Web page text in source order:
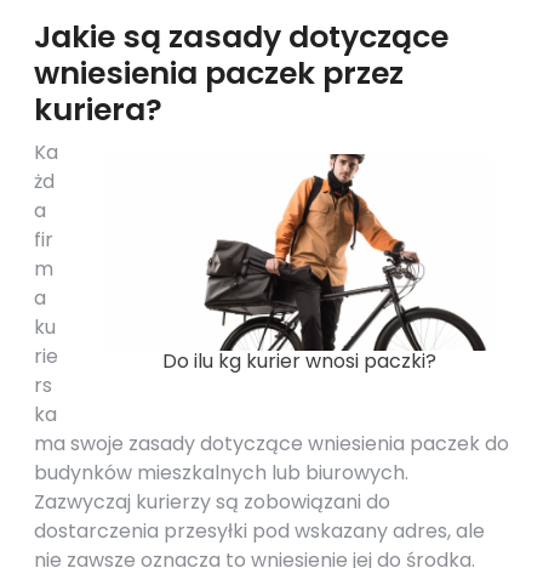
Jakie są zasady dotyczące
wniesienia paczek przez
kuriera?
Do ilu kg kurier wnosi paczki?
Ka
żd
a
fir
m
a
ku
rie
rs
ka
ma swoje zasady dotyczące wniesienia paczek do
budynków mieszkalnych lub biurowych.
Zazwyczaj kurierzy są zobowiązani do
dostarczenia przesyłki pod wskazany adres, ale
nie zawsze oznacza to wniesienie jej do środka.